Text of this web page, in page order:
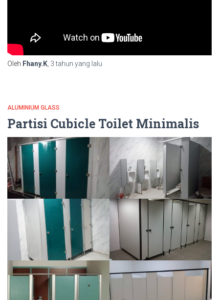
Oleh Fhany.K 3 tahun yang lalu
ALUMINIUM GLASS
Partisi Cubicle Toilet Minimalis